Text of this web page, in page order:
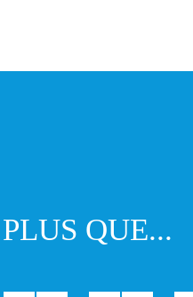
PLUS QUE...